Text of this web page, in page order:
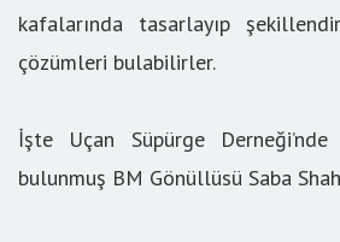
kafalarında tasarlayıp
çözümleri bulabilirler.
İşte Uçan Süpürge
bulunmuş BM Gönüllüsü Saba